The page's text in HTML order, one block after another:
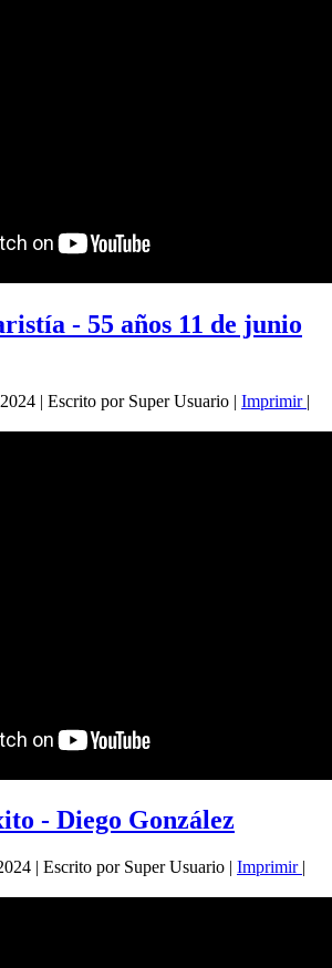
- 55 años 11 de junio
| Escrito por Super Usuario | Imprimir |
- Diego González
| Escrito por Super Usuario | Imprimir |